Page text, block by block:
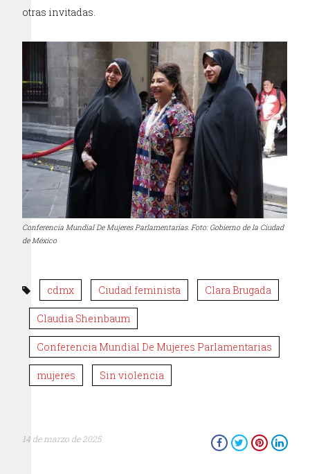
otras invitadas.
Conferencia Mundial De Mujeres Parlamentarias. Foto: Gobierno de la Ciudad
de México
cdmx Ciudad feminista Clara Brugada
Claudia Sheinbaum
Conferencia Mundial De Mujeres Parlamentarias
mujeres Sin violencia
14 de marzo de 2025